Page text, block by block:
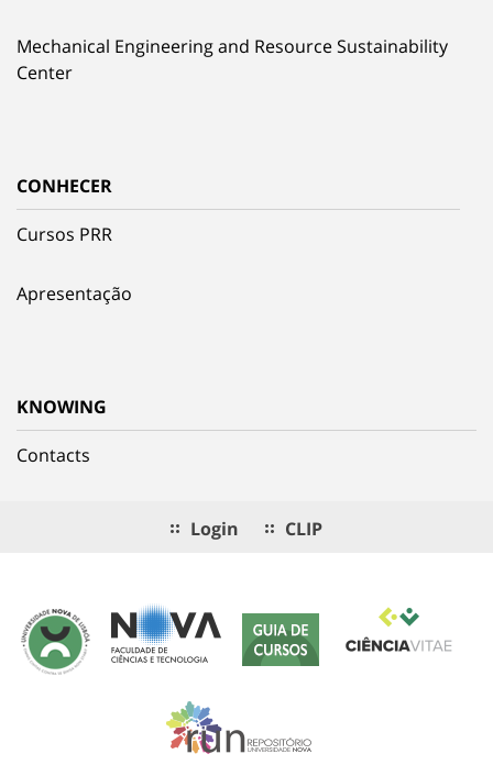
Mechanical Engineering and Resource Sustainability
Center
CONHECER
Cursos PRR
Apresentação
KNOWING
Contacts
Login CLIP